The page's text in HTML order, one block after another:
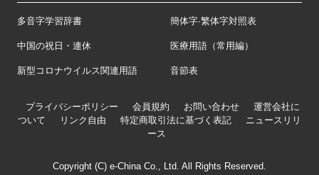
多音字学習辞書 簡体字·繁体字対照表
中国の祝日・連休 医療用語（常用編）
新型コロナウイルス関連用語 音節表
プライバシーポリシー 会員規約 お問い合わせ
運営会社に
ついて
リンク自由 特定商取引法に基づく表記
ニュースリリ
ース
Copyright (C) e-China Co., Ltd. All Rights Reserved.